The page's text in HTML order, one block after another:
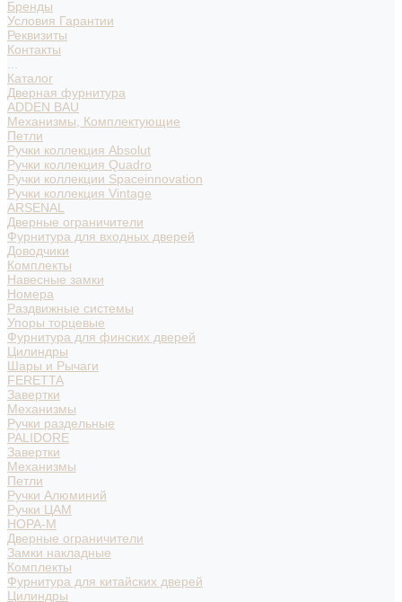
Бренды
Условия Гарантии
Реквизиты
Контакты
Каталог
Дверная фурнитура
ADDEN BAU
Механизмы, Комплектующие
Петли
Ручки коллекция Absolut
Ручки коллекция Quadro
Ручки коллекции Spaceinnovation
Ручки коллекция Vintage
ARSENAL
Дверные ограничители
Фурнитура для входных дверей
Доводчики
Комплекты
Навесные замки
Номера
Раздвижные системы
Упоры торцевые
Фурнитура для финских дверей
Цилиндры
Шары и Рычаги
FERETTA
Завертки
Механизмы
Ручки раздельные
PALIDORE
Завертки
Механизмы
Петли
Ручки Алюминий
Ручки ЦАМ
НОРА-М
Дверные ограничители
Замки накладные
Комплекты
Фурнитура для китайских дверей
Цилиндры